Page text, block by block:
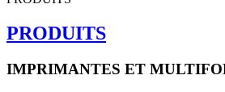
PRODUITS
IMPRIMANTES ET